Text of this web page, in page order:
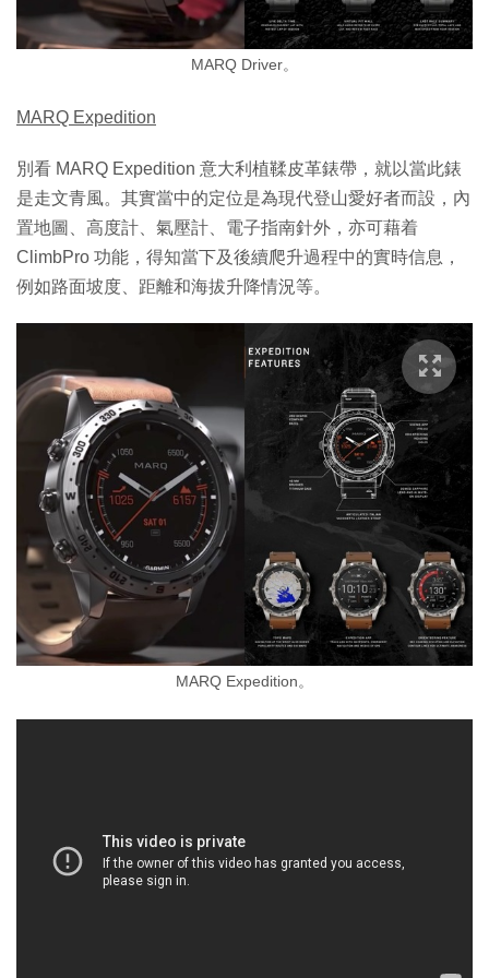
MARQ Driver。
MARQ Expedition
別看 MARQ Expedition 意大利植鞣皮革錶帶，就以當此錶
是走文青風。其實當中的定位是為現代登山愛好者而設，內
置地圖、高度計、氣壓計、電子指南針外，亦可藉着
ClimbPro 功能，得知當下及後續爬升過程中的實時信息，
例如路面坡度、距離和海拔升降情況等。
MARQ Expedition。